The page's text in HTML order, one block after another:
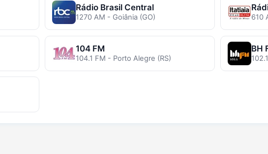
Rádio Brasil Central
1270 AM - Goiânia (GO) 610
104 FM
104.1 FM - Porto Alegre (RS)
BH